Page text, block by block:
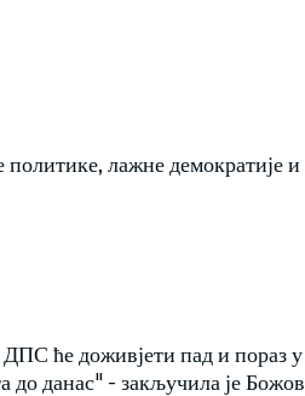
лажне демократије и
ће доживјети пад и пораз
данас" - закључила је